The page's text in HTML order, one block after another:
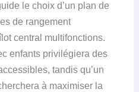
le choix d’un plan de
de rangement
central multifonctions.
enfants privilégiera des
tandis qu’un
à maximiser la